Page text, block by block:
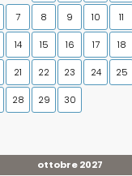
7 8 9 10 11
14 15 16 17 18
21 22 23 24 25
28 29 30
ottobre 2027